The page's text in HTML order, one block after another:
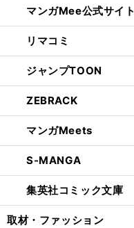
マンガMee公式サイト
リマコミ
ジャンプTOON
ZEBRACK
マンガMeets
S-MANGA
集英社コミック文庫
取材・ファッション